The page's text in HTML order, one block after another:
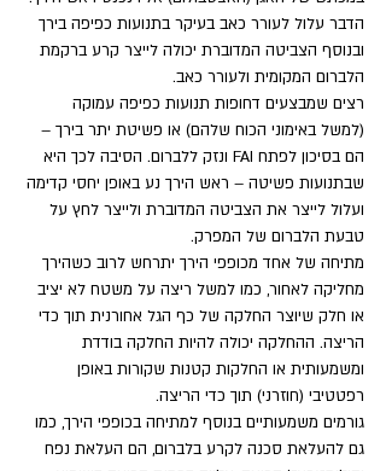
הדבר עלול לעורר כאב בעיקר בתנועות כפיפה בירך
ובנוסף הצביטה המדוברת יכולה לייצר קרע ברקמת
הלברום המקומית ולעורר כאב.
רצים שמבצעים דחופות תנועות כפיפה עמוקה
(למשל באימוני הכוח שלהם) או פשיטת יתר בירך –
הם בסיכון לפתח FAI ונזק ללברום. הסיבה לכך היא
שבתנועות פשיטה – ראש הירך נע באופן יחסי קדימה
ועלול לייצר את הצביטה המדוברת ולייצר לחץ על
טבעת הלברום של המפרק.
מתיחה של אחד מכופפי הירך יתרחש לרוב כשהירך
מחליקה לאחור, כמו למשל ריצה על משטח לא יציב
או חלק שיוצר החלקה של כף הגל אחורנית תוך כדי
הריצה. ההחלקה יכולה להיות החלקה בודדת
ומשמעותית או החלקות קטנות שקורות באופן
רפטטיבי (חוזרני) תוך כדי הריצה.
גורמים משמעותיים בנוסף למתיחה בכופפי הירך, כמו
גם להעלאת סכנה לקרע בלברום, הם העלאת נפח